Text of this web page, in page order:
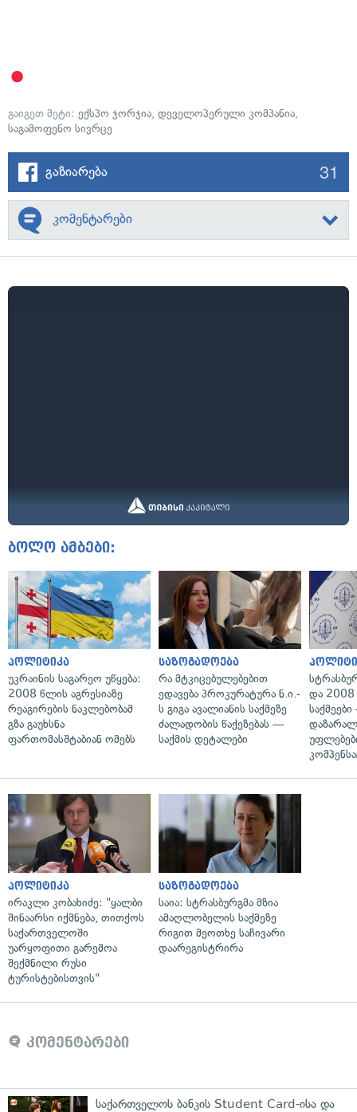
გაიგეთ მეტი: ექსპო ჯორჯია, დეველოპერული კომპანია,
საგამოფენო სივრცე
გაზიარება 31
კომენტარები
ბოლო ამბები:
პოლიტიკა
უკრაინის საგარეო უწყება:
2008 წლის აგრესიაზე
რეაგირების ნაკლებობამ
გზა გაუხსნა
ფართომასშტაბიან ომებს
საზოგადოება
რა მტკიცებულებებით
ედავება პროკურატურა ნ.ი.-
ს გიგა ავალიანის საქმეზე
ძალადობის წაქეზებას —
საქმის დეტალები
და 2008
პოლიტიკა
ირაკლი კობახიძე: "ყალბი
შინაარსი იქმნება, თითქოს
საქართველოში
უარყოფითი გარემოა
შექმნილი რუსი
ტურისტებისთვის"
საზოგადოება
საია: სტრასბურგმა მზია
ამაღლობელის საქმეზე
რიგით მეოთხე საჩივარი
დაარეგისტრირა
კომენტარები
საქართველოს ბანკის Student Card-ისა და